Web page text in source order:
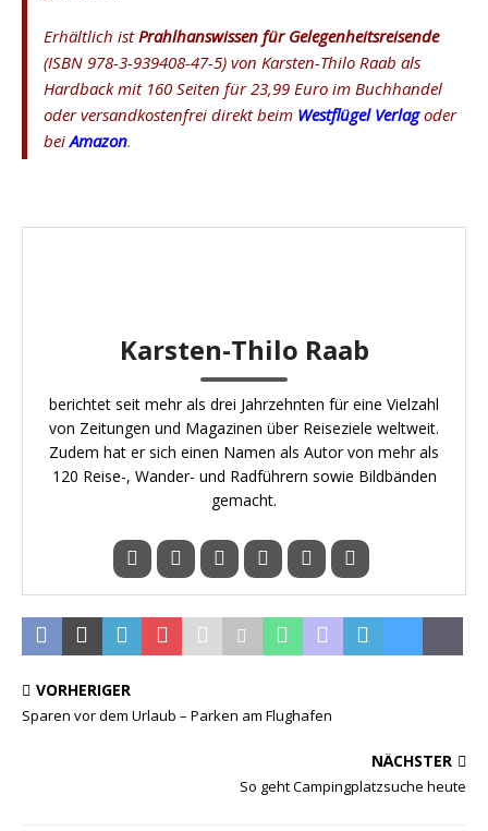
Erhältlich istPrahlhanswissen für Gelegenheitsreisende
(ISBN 978-3-939408-47-5) von Karsten-Thilo Raab als
Hardback mit 160 Seiten für 23,99 Euro im Buchhandel
oder versandkostenfrei direkt beim Westflügel Verlag oder
bei Amazon.
Karsten-Thilo Raab
berichtet seit mehr als drei Jahrzehnten für eine Vielzahl
von Zeitungen und Magazinen über Reiseziele weltweit.
Zudem hat er sich einen Namen als Autor von mehr als
120 Reise-, Wander- und Radführern sowie Bildbänden
gemacht.
VORHERIGER
Sparen vor dem Urlaub – Parken am Flughafen
NÄCHSTER
So geht Campingplatzsuche heute